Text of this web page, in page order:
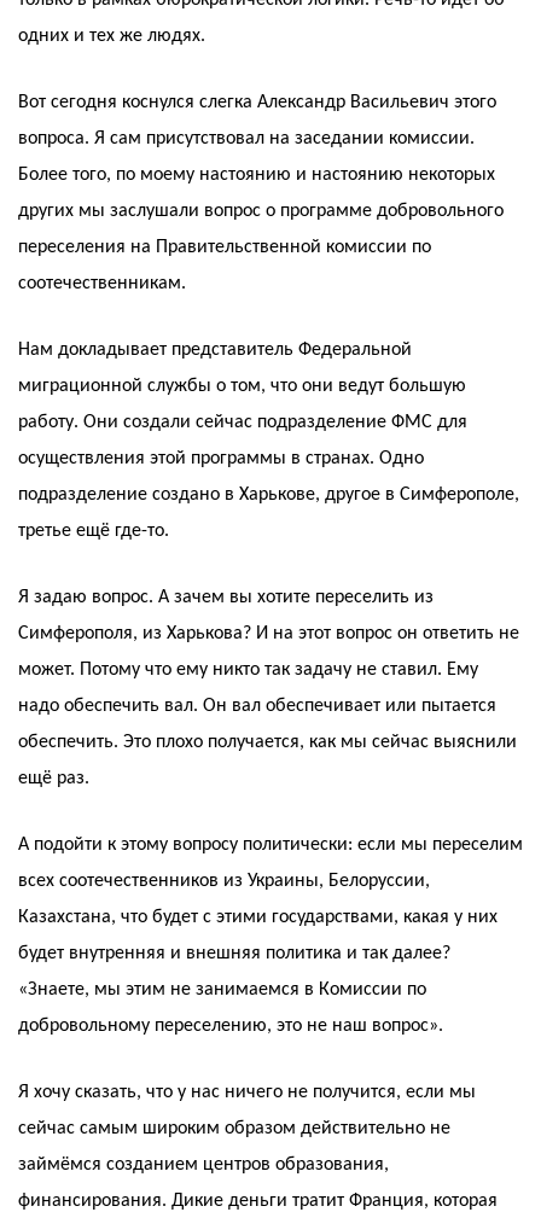
одних и тех же людях.
Вот сегодня коснулся слегка Александр Васильевич этого
вопроса. Я сам присутствовал на заседании комиссии.
Более того, по моему настоянию и настоянию некоторых
других мы заслушали вопрос о программе добровольного
переселения на Правительственной комиссии по
соотечественникам.
Нам докладывает представитель Федеральной
миграционной службы о том, что они ведут большую
работу. Они создали сейчас подразделение ФМС для
осуществления этой программы в странах. Одно
подразделение создано в Харькове, другое в Симферополе,
третье ещё где-то.
Я задаю вопрос. А зачем вы хотите переселить из
Симферополя, из Харькова? И на этот вопрос он ответить не
может. Потому что ему никто так задачу не ставил. Ему
надо обеспечить вал. Он вал обеспечивает или пытается
обеспечить. Это плохо получается, как мы сейчас выяснили
ещё раз.
А подойти к этому вопросу политически: если мы переселим
всех соотечественников из Украины, Белоруссии,
Казахстана, что будет с этими государствами, какая у них
будет внутренняя и внешняя политика и так далее?
«Знаете, мы этим не занимаемся в Комиссии по
добровольному переселению, это не наш вопрос».
Я хочу сказать, что у нас ничего не получится, если мы
сейчас самым широким образом действительно не
займёмся созданием центров образования,
финансирования. Дикие деньги тратит Франция, которая